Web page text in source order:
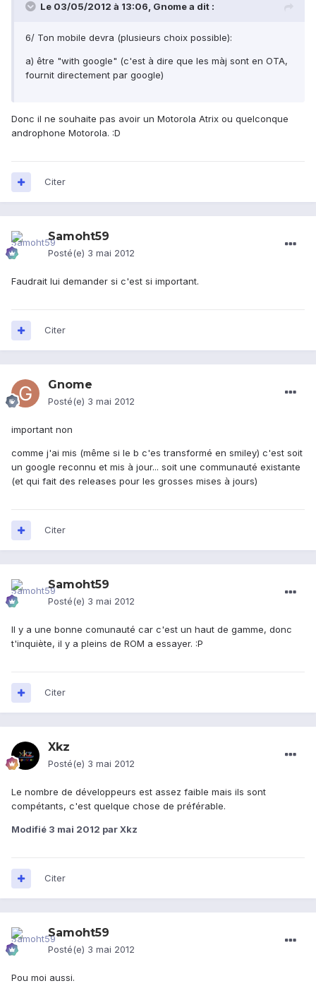
Le 03/05/2012 à 13:06, Gnome a dit :
6/ Ton mobile devra (plusieurs choix possible):
a) être "with google" (c'est à dire que les màj sont en OTA,
fournit directement par google)
Donc il ne souhaite pas avoir un Motorola Atrix ou quelconque
androphone Motorola. :D
Citer
Samoht59
Posté(e) 3 mai 2012
Faudrait lui demander si c'est si important.
Citer
Gnome
Posté(e) 3 mai 2012
important non
comme j'ai mis (même si le b c'es transformé en smiley) c'est soit
un google reconnu et mis à jour... soit une communauté existante
(et qui fait des releases pour les grosses mises à jours)
Citer
Samoht59
Posté(e) 3 mai 2012
Il y a une bonne comunauté car c'est un haut de gamme, donc
t'inquiète, il y a pleins de ROM a essayer. :P
Citer
Xkz
Posté(e) 3 mai 2012
Le nombre de développeurs est assez faible mais ils sont
compétants, c'est quelque chose de préférable.
Modifié 3 mai 2012 par Xkz
Citer
Samoht59
Posté(e) 3 mai 2012
Pou moi aussi.